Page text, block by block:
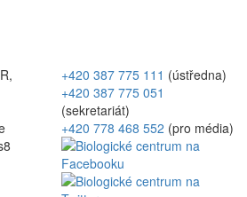
+420 387 775 111 (ústředna)
+420 387 775 051
(sekretariát)
+420 778 468 552 (pro média)